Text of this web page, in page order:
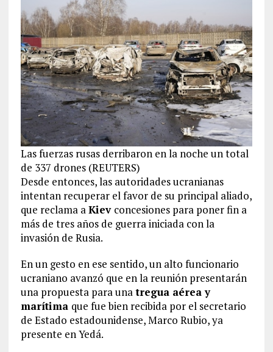
Las fuerzas rusas derribaron en la noche un total
de 337 drones (REUTERS)
Desde entonces, las autoridades ucranianas
intentan recuperar el favor de su principal aliado,
que reclama aKiev concesiones para poner fin a
más de tres años de guerra iniciada con la
invasión de Rusia.
En un gesto en ese sentido, un alto funcionario
ucraniano avanzó que en la reunión presentarán
una propuesta para unatregua aérea y
marítima que fue bien recibida por el secretario
de Estado estadounidense, Marco Rubio, ya
presente en Yedá.